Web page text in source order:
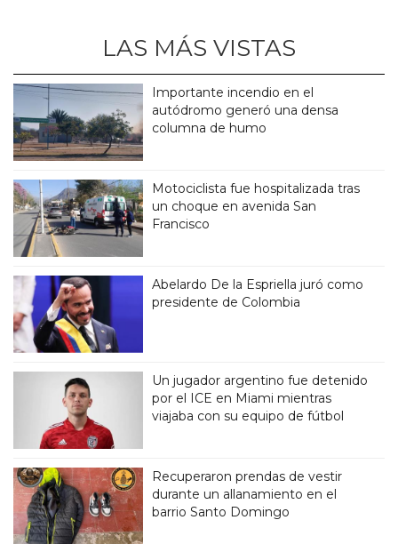
LAS MÁS VISTAS
Importante incendio en el
autódromo generó una densa
columna de humo
Motociclista fue hospitalizada tras
un choque en avenida San
Francisco
Abelardo De la Espriella juró como
presidente de Colombia
Un jugador argentino fue detenido
por el ICE en Miami mientras
viajaba con su equipo de fútbol
Recuperaron prendas de vestir
durante un allanamiento en el
barrio Santo Domingo